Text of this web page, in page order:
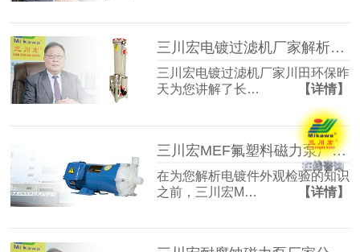
三川宏电镀过滤机厂家解析宁波余姚镇北工业园区的特点
三川宏电镀过滤机厂家川田环保昨
天为您讲解了长…
【详情】
三川宏MEF氟塑料磁力泵厂家解析电镀件外观检验的知识
在为您解析电镀件外观检验的知识
之前，三川宏M…
【详情】